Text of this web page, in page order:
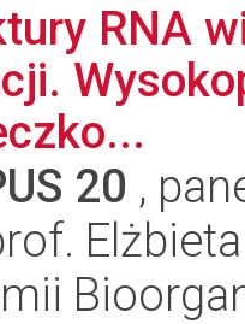
RNA
20 ,